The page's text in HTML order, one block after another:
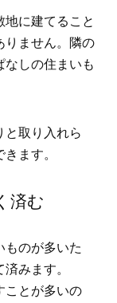
に建てること
りません。隣の
しの住まいも
と取り入れら
ます。
済む
ものが多いた
みます。
ことが多いの